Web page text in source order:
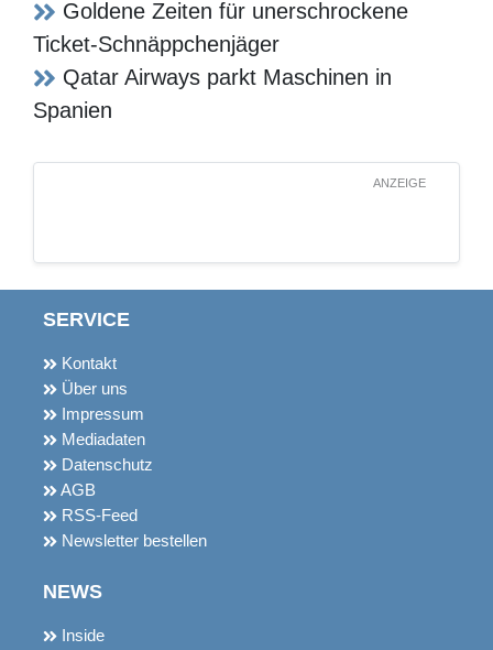
Goldene Zeiten für unerschrockene
Ticket-Schnäppchenjäger
Qatar Airways parkt Maschinen in
Spanien
ANZEIGE
SERVICE
Kontakt
Über uns
Impressum
Mediadaten
Datenschutz
AGB
RSS-Feed
Newsletter bestellen
NEWS
Inside